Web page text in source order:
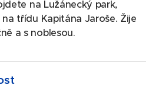
na Lužánecký park,
třídu Kapitána Jaroše. Žije
a s noblesou.